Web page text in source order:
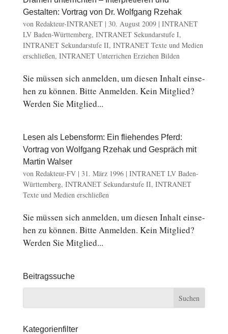
Gestalten: Vortrag von Dr. Wolfgang Rzehak
von Redakteur-INTRANET| 30. August 2009| INTRANET
LV Baden-Württemberg, INTRANET Sekundarstufe I,
INTRANET Sekundarstufe II, INTRANET Texte und Medien
erschließen, INTRANET Unterrichen Erziehen Bilden
Sie müssen sich an­mel­den, um diesen Inhalt ein­se­
hen zu können. Bitte An­mel­den. Kein Mit­glied?
Werden Sie Mit­glied...
Lesen als Lebensform: Ein fliehendes Pferd:
Vortrag von Wolfgang Rzehak und Gespräch mit
Martin Walser
von Redakteur-FV| 31. März 1996| INTRANET LV Baden-
Württemberg, INTRANET Sekundarstufe II, INTRANET
Texte und Medien erschließen
Sie müssen sich an­mel­den, um diesen Inhalt ein­se­
hen zu können. Bitte An­mel­den. Kein Mit­glied?
Werden Sie Mit­glied...
Beitragssuche
Kategorienfilter